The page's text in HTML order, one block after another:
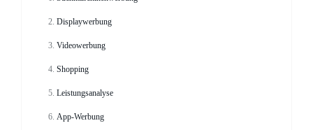
Displaywerbung
Videowerbung
Shopping
Leistungsanalyse
App-Werbung